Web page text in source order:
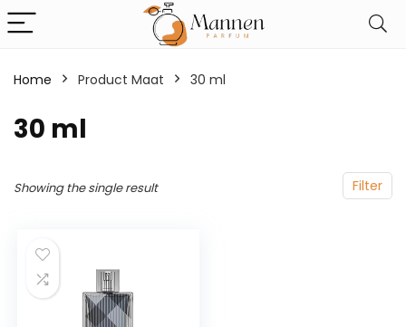
Home Product Maat 30 ml
30 ml
Filter
Showing the single result